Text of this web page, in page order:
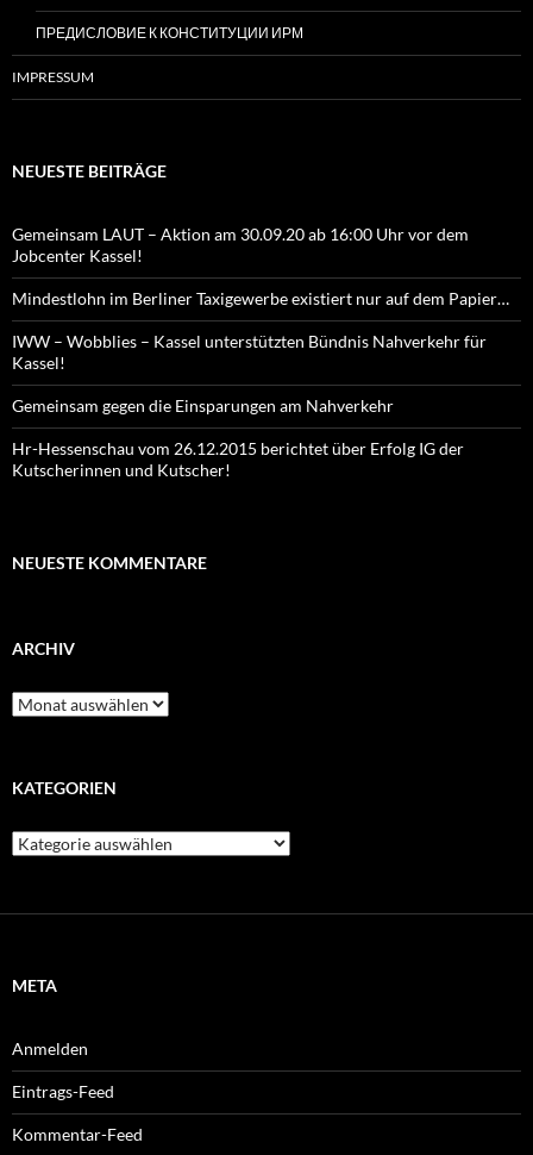
ПРЕДИСЛОВИЕ К КОНСТИТУЦИИ ИРМ
IMPRESSUM
NEUESTE BEITRÄGE
Gemeinsam LAUT – Aktion am 30.09.20 ab 16:00 Uhr vor dem
Jobcenter Kassel!
Mindestlohn im Berliner Taxigewerbe existiert nur auf dem Papier…
IWW – Wobblies – Kassel unterstützten Bündnis Nahverkehr für
Kassel!
Gemeinsam gegen die Einsparungen am Nahverkehr
Hr-Hessenschau vom 26.12.2015 berichtet über Erfolg IG der
Kutscherinnen und Kutscher!
NEUESTE KOMMENTARE
ARCHIV
Archiv
KATEGORIEN
Kategorien
META
Anmelden
Eintrags-Feed
Kommentar-Feed